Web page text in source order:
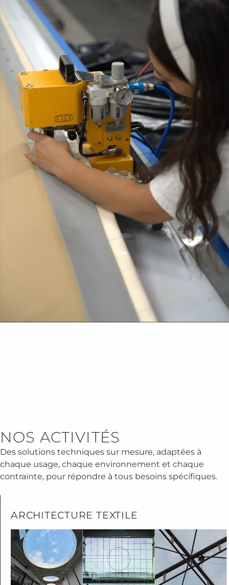
NOS ACTIVITÉS
Des solutions techniques sur mesure, adaptées à
chaque usage, chaque environnement et chaque
contrainte, pour répondre à tous besoins spécifiques.
ARCHITECTURE TEXTILE